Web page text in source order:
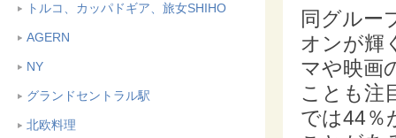
トルコ、カッパドギア、旅女SHIHO
AGERN
NY
グランドセントラル駅
北欧料理
同グルー
オンが輝
マや映画
ことも注
では44％